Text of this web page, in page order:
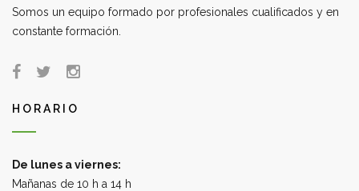
Somos un equipo formado por profesionales cualificados y en
constante formación.
HORARIO
De lunes a viernes:
Mañanas de 10 h a 14 h